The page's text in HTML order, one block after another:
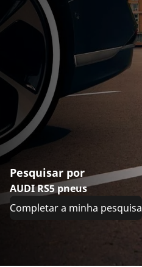
Pesquisar por
AUDI RS5 pneus
Completar a minha pesquisa